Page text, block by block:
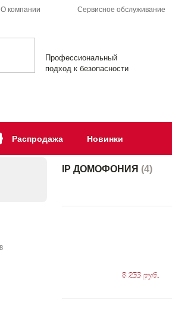
О компании Сервисное обслуживание
Профессиональный
подход к безопасности
Распродажа Новинки
IP ДОМОФОНИЯ (4)
8 253 руб.